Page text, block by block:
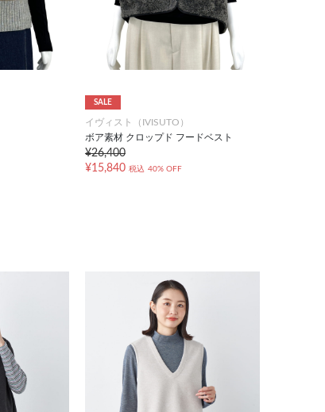
SALE
イヴィスト（IVISUTO）
ボア素材 クロップド フードベスト
¥26,400
¥15,840 税込 40% OFF